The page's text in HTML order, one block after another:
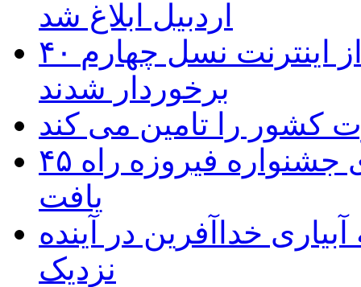
اردبیل ابلاغ شد
۴۰ روستای شهرستان گِرمی از اینترنت نسل چهارم
برخوردار شدند
۴۵ اثر هنرمندان اردبیلی به غربالگری جشنواره فیروزه راه
یافت
خداآفرین در آینده
نزدیک